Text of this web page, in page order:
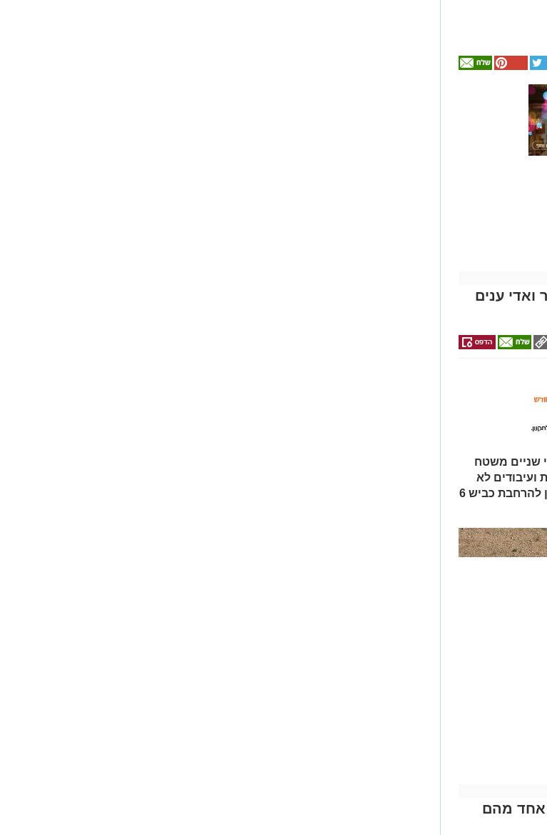
דונם באזור ואדי ענים
שניים משטח
ועיבודים לא
מורשים בנגב. המהלך נועד גם להגן על התוואי המתוכנן להרחבת כביש 6
אחד מהם